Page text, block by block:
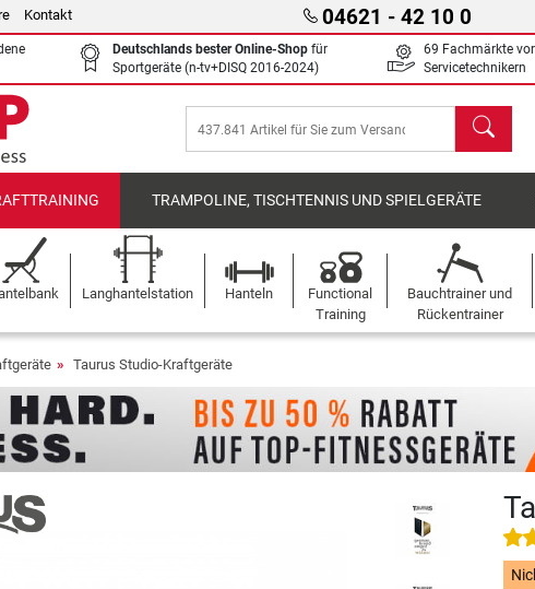
Kontakt 04621 - 42 10 0
Deutschlands bester Online-Shop für
Sportgeräte (n-tv+DISQ 2016-2024)
69 Fachmärkte
Servicetechnikern
Suchen
TRAMPOLINE, TISCHTENNIS UND SPIELGERÄTE
Langhantelstation Hanteln
Functional
Training
Bauchtrainer und
Rückentrainer
Taurus Studio-Kraftgeräte